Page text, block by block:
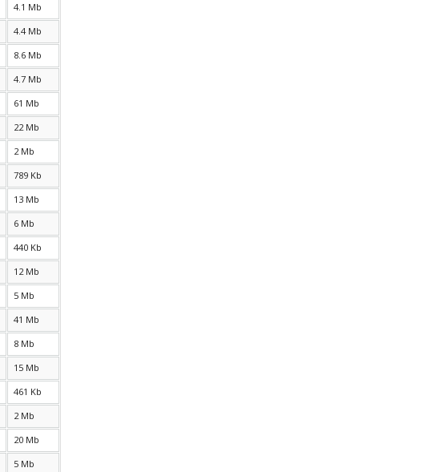
4.1 Mb
4.4 Mb
8.6 Mb
4.7 Mb
61 Mb
22 Mb
2 Mb
789 Kb
13 Mb
6 Mb
440 Kb
12 Mb
5 Mb
41 Mb
8 Mb
15 Mb
461 Kb
2 Mb
20 Mb
5 Mb